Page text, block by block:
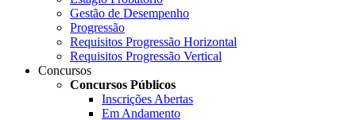
Gestão de Desempenho
Progressão
Requisitos Progressão Horizontal
Requisitos Progressão Vertical
Concursos
Concursos Públicos
Inscrições Abertas
Em Andamento